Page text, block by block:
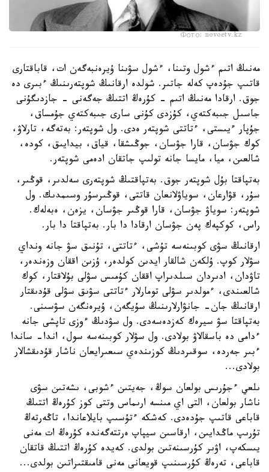
Фото: novoetv.kz
مەنىڭ اتىم ءشول وتىنا، ءشول سۋىنا ۇيرەنبەگەن ات، قاباقتارى
قاتىپ جۇدەپ كەلە جاتىر. شولدە ارقانىڭ شوپتەرىنىڭ ءبىرى دە
جوق. ارقادا مەنىڭ اتىم - كۇرەڭ اتتىڭ جەگەنى - جازدىگۇنى
جاسىل جىبەكتەي، كۇزدى كۇنى سارى جىبەكتەي جۇمساق،
جۇپار ءيىستى، ءتاتتى شوپتەر ەدى. ول شوپتەر: بەتەگە، تارلاۋ،
كوك جۋسان، قارا جۋسان، جوڭىشقا، قياق، بيدايىق، كودە،
شالعىن، ميا، مايسا جانە تولىپ جاتقان ادەمى شوپتەر.
بەتپاقتا بۇل شوپتەر جوق. بەتپاقتىڭ شوپتەرى سەلدىر، قوڭىر،
سۇر، قۋارعان، سوياۋلانعان قاتتى، قوڭىرسۇر وسىمدىك. ول
شوپتەر: سوياۋ جۋسان، قارا قوڭىر جۋسان، يزەن، ەبەلەك.
راس، كوكپەك پەن جۋسان ارقادا دا بار. بەتپاقتا دا بار.
ارقانىڭ سۋى كوبىنەسە تۇشى، ءتاتتى، تۇنىق سۋ جانە ونداي
سۋلار كوپ. ۇلكەن شالقار ايدىن كولدەر، ۇزىن اققان وزەندەر،
تاۋدان، ادىردان سىلدىراپ اققان كۇمىس سۋلى بۇلاقتار، كوك
شالعىندى، ءمولدىر سۋلى تومارلار ءتاتتى سۋىق سۋلى قۇدىقتار
ارقانىڭ جان- جانۋارلارىنىڭ سۇيگەن، ۇيرەنگەن سۋسىنى.
بەتپاقتا سۋ سيرەك كەزدەسەدى. ول سۋدىڭ ءوزى تاپشى جانە
ءدامى دە باسقالاۋ بولادى. ول سۋلار كوبىنەسە سول، اندا- ساندا
ءبىر جەردە، سوقىردىڭ كوزىندەي سىعىرايعان ناشار قۇدىقشالار
بولادى...
ىلعي ءجۇرىس بولعان سوڭ، جەيتىن ءشوبى، ىشەتىن سۋى
ناشار بولعان، التى اي مىنسە ارىماس وتتى كوز كۇرەڭ اتتىڭ
قاباعى قاتىپ جۇدەدى. كەشكە ءتۇسىپ بايلاعاندا، تاڭەرتەڭ
تۇرىپ ماڭدايىن، ارقاسىن سيپاپ ەرتتەگەندە كۇرەڭ ات مەنى
يىسكەپ، اۋىر كۇرسىنەتىن بولدى. كەيدە كۇرەڭ اتتىڭ قاتقان
قاباعى، تەرەڭ كۇرسىنىپ قويعانى مەنى قامىقتىراتىن بولدى...